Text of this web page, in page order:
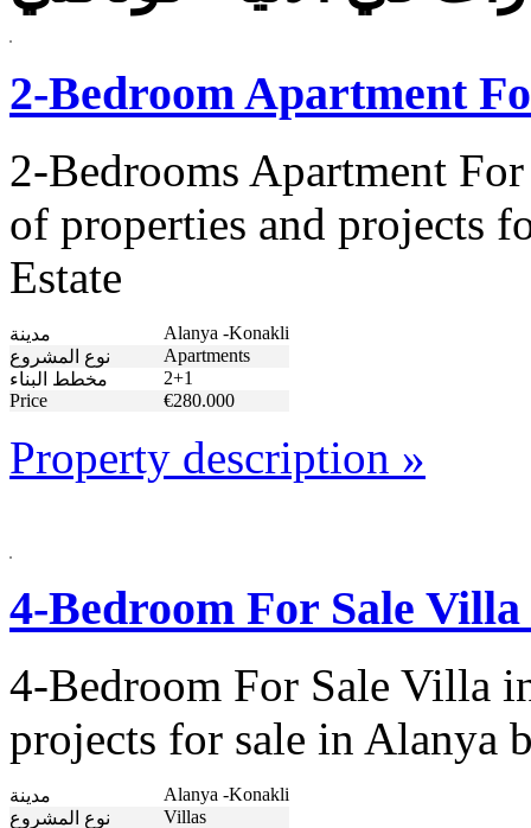
2-Bedroom Apartment
2-Bedrooms Apartment
of properties and projects
Estate
مدينة
Alanya -Konakli
نوع المشروع
Apartments
مخطط البناء
2+1
Price
€280.000
Property description »
4-Bedroom For Sale
4-Bedroom For Sale Villa
projects for sale in Alanya
مدينة
Alanya -Konakli
نوع المشروع
Villas